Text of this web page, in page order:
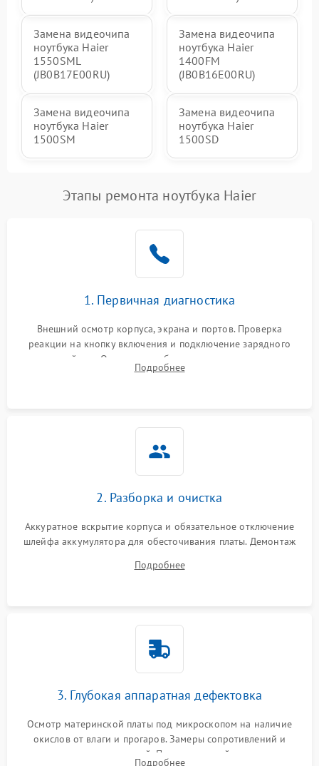
Замена видеочипа
ноутбука Haier
1550SML
(JB0B17E00RU)
Замена видеочипа
ноутбука Haier
1400FM
(JB0B16E00RU)
Замена видеочипа
ноутбука Haier
1500SM
Замена видеочипа
ноутбука Haier
1500SD
Этапы ремонта ноутбука Haier
1. Первичная диагностика
Внешний осмотр корпуса, экрана и портов. Проверка
реакции на кнопку включения и подключение зарядного
устройства. Оценка потребления тока с помощью
лабораторного блока питания для локализации проблемы.
Подробнее
2. Разборка и очистка
Аккуратное вскрытие корпуса и обязательное отключение
шлейфа аккумулятора для обесточивания платы. Демонтаж
высохшей термопасты с кристаллов чипов.
Подробнее
3. Глубокая аппаратная дефектовка
Осмотр материнской платы под микроскопом на наличие
окислов от влаги и прогаров. Замеры сопротивлений и
дежурных напряжений. Проверка цепей питания,
Подробнее